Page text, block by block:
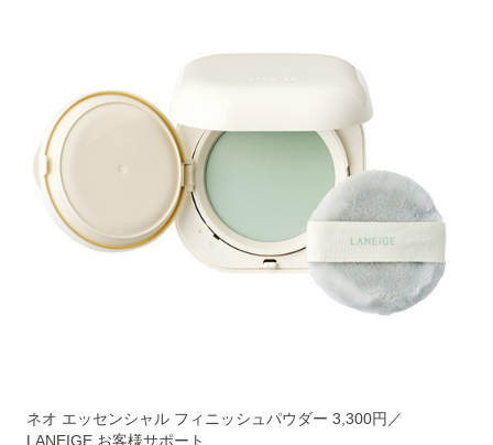
ネオ エッセンシャル フィニッシュパウダー 3,300円／
LANEIGE お客様サポート